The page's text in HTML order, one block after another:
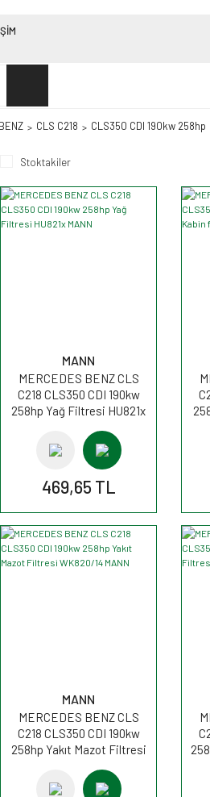
CLS C218 CLS350 CDI 190kw 258hp
Stoktakiler
MANN
MERCEDES BENZ CLS
C218 CLS350 CDI 190kw
258hp Yağ Filtresi HU821x
469,65 TL
MANN
MERCEDES BENZ CLS
C218 CLS350 CDI 190kw
258hp Yakıt Mazot Filtresi